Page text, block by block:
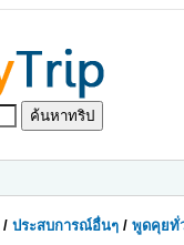
/ประสบการณ์อื่นๆ /พูดคุยทั่